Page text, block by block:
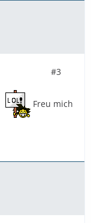
#3
Freu mich